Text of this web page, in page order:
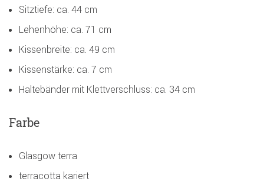
Sitztiefe: ca. 44 cm
Lehenhöhe: ca. 71 cm
Kissenbreite: ca. 49 cm
Kissenstärke: ca. 7 cm
Haltebänder mit Klettverschluss: ca. 34 cm
Farbe
Glasgow terra
terracotta kariert